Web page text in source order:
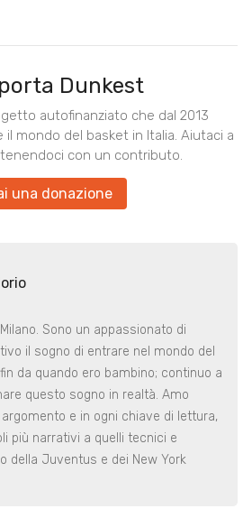
Dunkest
autofinanziato che dal 2013
mondo del basket in Italia. Aiutaci a
con un contributo.
una donazione
Sono un appassionato di
il sogno di entrare nel mondo del
da quando ero bambino; continuo a
questo sogno in realtà. Amo
e in ogni chiave di lettura,
più narrativi a quelli tecnici e
della Juventus e dei New York